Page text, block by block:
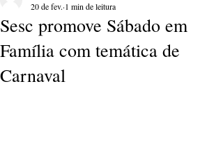
Sesc promove Sábado em
Família com temática de
Carnaval
20 de fev. 1 min de leitura